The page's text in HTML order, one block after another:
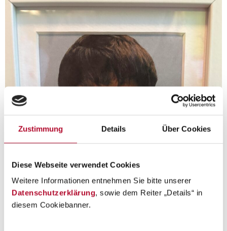
Zustimmung Details Über Cookies
Diese Webseite verwendet Cookies
Weitere Informationen entnehmen Sie bitte unserer
Datenschutzerklärung, sowie dem Reiter „Details“ in
diesem Cookiebanner.